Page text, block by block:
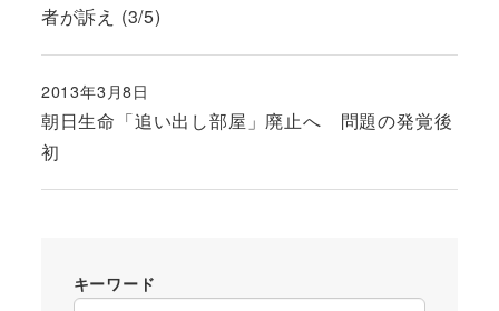
者が訴え (3/5)
朝日生命「追い出し部屋」廃止へ 問題の発覚後
初
投稿日
2013年3月8日
キーワード